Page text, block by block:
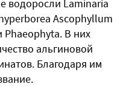
водоросли Laminaria
Ascophyllum
В них
альгиновой
Благодаря им